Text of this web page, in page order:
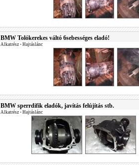
BMW Tolókerekes váltó 6sebességes eladó!
Alkatrész • Hajtáslánc
BMW sperrdifik eladók, javítás felújítás stb.
Alkatrész • Hajtáslánc